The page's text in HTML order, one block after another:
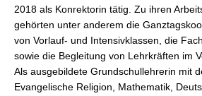
2018 als Konrektorin tätig. Zu ihren
gehörten unter anderem die
von Vorlauf- und Intensivklassen, die
sowie die Begleitung von Lehrkräften im
Als ausgebildete Grundschullehrerin mit
Evangelische Religion, Mathematik,